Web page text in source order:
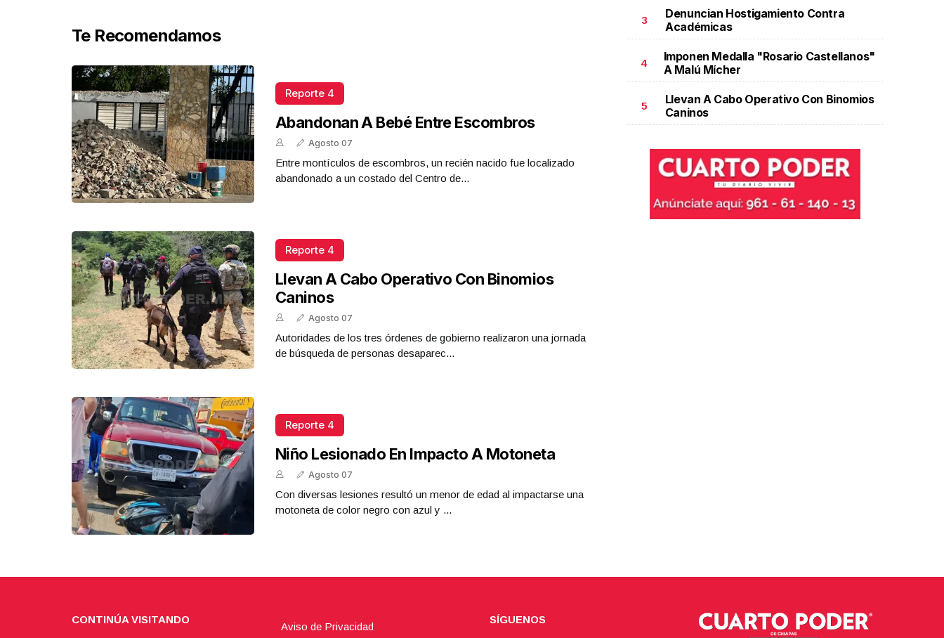
Te Recomendamos
Reporte 4
Abandonan A Bebé Entre Escombros
Agosto 07
Entre montículos de escombros, un recién nacido fue localizado
abandonado a un costado del Centro de...
Reporte 4
Llevan A Cabo Operativo Con Binomios
Caninos
Agosto 07
Autoridades de los tres órdenes de gobierno realizaron una jornada
de búsqueda de personas desaparec...
Reporte 4
Niño Lesionado En Impacto A Motoneta
Agosto 07
Con diversas lesiones resultó un menor de edad al impactarse una
motoneta de color negro con azul y ...
Octubre 04 l
3
Denuncian Hostigamiento Contra
Académicas
4
Imponen Medalla "Rosario Castellanos"
A Malú Mícher
5
Llevan A Cabo Operativo Con Binomios
Caninos
CONTINÚA VISITANDO
Aviso de Privacidad
SÍGUENOS